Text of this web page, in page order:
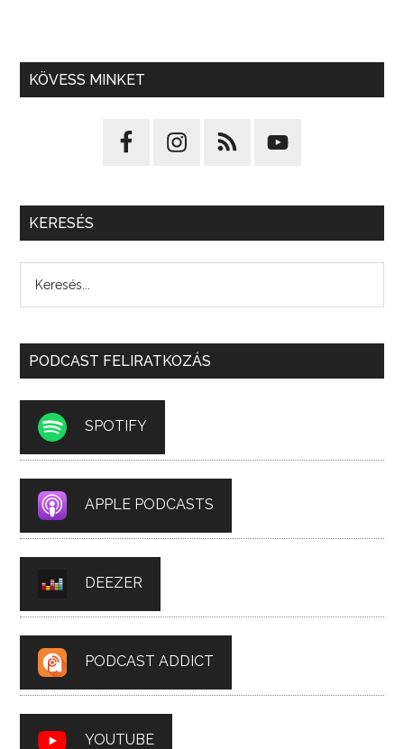
KÖVESS MINKET
KERESÉS
PODCAST FELIRATKOZÁS
SPOTIFY
APPLE PODCASTS
DEEZER
PODCAST ADDICT
YOUTUBE